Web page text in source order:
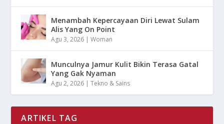
Menambah Kepercayaan Diri Lewat Sulam
Alis Yang On Point
Agu 3, 2026 |Woman
Munculnya Jamur Kulit Bikin Terasa Gatal
Yang Gak Nyaman
Agu 2, 2026 |Tekno & Sains
ARTIKEL TAG